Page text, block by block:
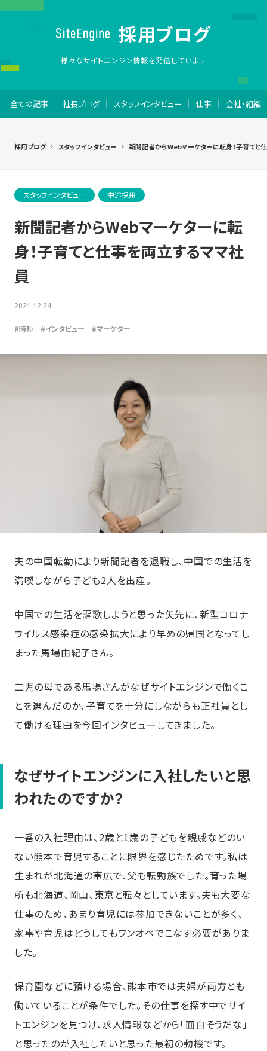
採用ブログ
様々なサイトエンジン情報を発信しています
全ての記事 社長ブログ スタッフインタビュー 仕事 会社・組織
採用ブログ スタッフインタビュー 新聞記者からWebマーケターに転身！子育てと
スタッフインタビュー 中途採用
新聞記者からWebマーケターに転
身！子育てと仕事を両立するママ社
員
2021.12.24
#時短 #インタビュー #マーケター
夫の中国転勤により新聞記者を退職し、中国での生活を
満喫しながら子ども2人を出産。
中国での生活を謳歌しようと思った矢先に、新型コロナ
ウイルス感染症の感染拡大により早めの帰国となってし
まった馬場由紀子さん。
二児の母である馬場さんがなぜサイトエンジンで働くこ
とを選んだのか、子育てを十分にしながらも正社員とし
て働ける理由を今回インタビューしてきました。
なぜサイトエンジンに入社したいと思
われたのですか？
一番の入社理由は、2歳と1歳の子どもを親戚などのい
ない熊本で育児することに限界を感じたためです。私は
生まれが北海道の帯広で、父も転勤族でした。育った場
所も北海道、岡山、東京と転々としています。夫も大変な
仕事のため、あまり育児には参加できないことが多く、
家事や育児はどうしてもワンオペでこなす必要がありま
した。
保育園などに預ける場合、熊本市では夫婦が両方とも
働いていることが条件でした。その仕事を探す中でサイ
トエンジンを見つけ、求人情報などから「面白そうだな」
と思ったのが入社したいと思った最初の動機です。